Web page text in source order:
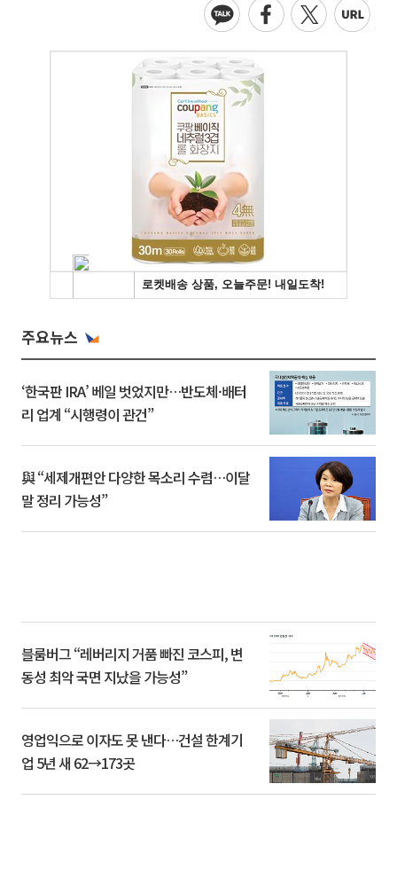
주요뉴스
‘한국판 IRA’ 베일 벗었지만…반도체·배터
리 업계 “시행령이 관건”
與 “세제개편안 다양한 목소리 수렴…이달
말 정리 가능성”
블룸버그 “레버리지 거품 빠진 코스피, 변
동성 최악 국면 지났을 가능성”
영업익으로 이자도 못 낸다…건설 한계기
업 5년 새 62→173곳